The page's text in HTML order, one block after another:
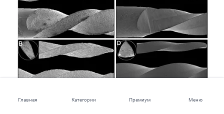
Главная Категории Премиум Меню